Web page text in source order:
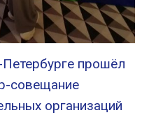
прошёл
совещание
организаций